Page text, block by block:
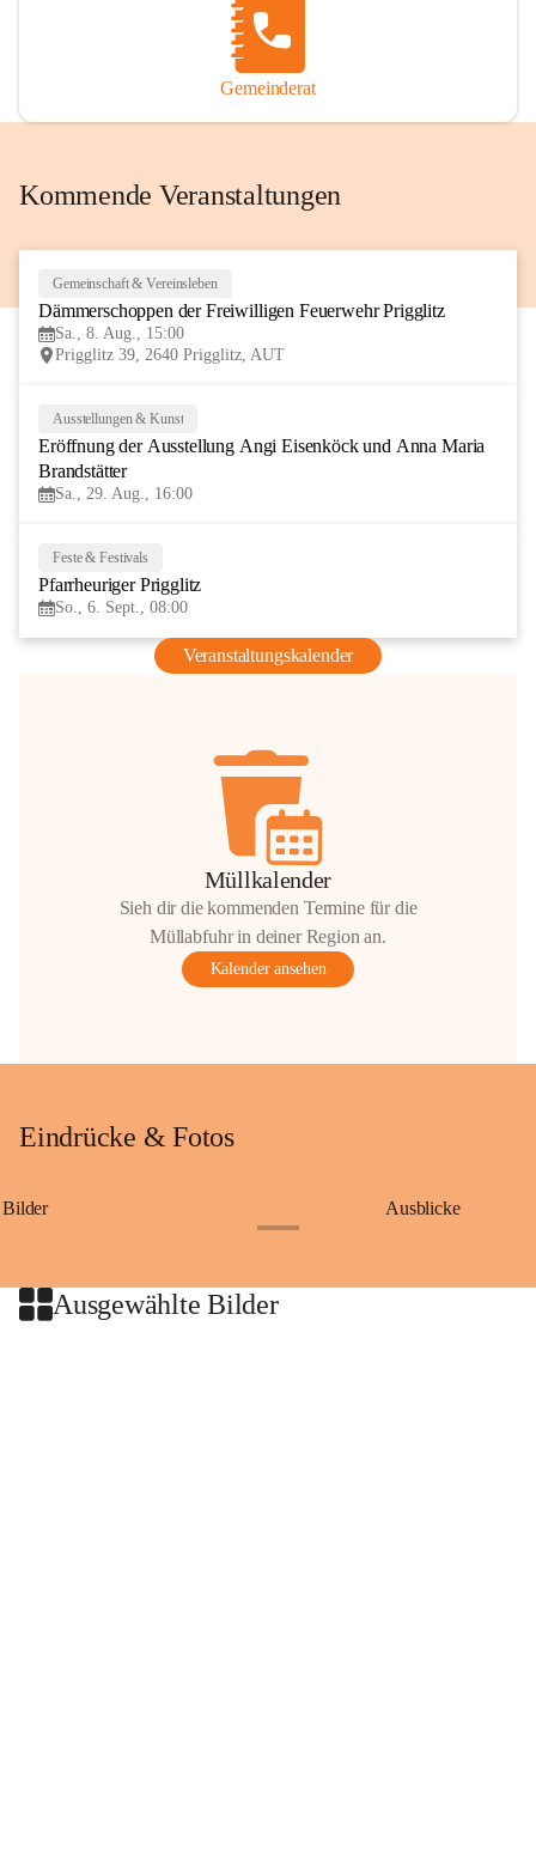
Gemeinderat
Kommende Veranstaltungen
Gemeinschaft & Vereinsleben
Dämmerschoppen der Freiwilligen Feuerwehr Prigglitz
Sa., 8. Aug., 15:00
Prigglitz 39, 2640 Prigglitz, AUT
AUG
Ausstellungen & Kunst
Eröffnung der Ausstellung Angi Eisenköck und Anna Maria
Brandstätter
Sa., 29. Aug., 16:00
Feste & Festivals
Pfarrheuriger Prigglitz
So., 6. Sept., 08:00
Veranstaltungskalender
Müllkalender
Sieh dir die kommenden Termine für die
Müllabfuhr in deiner Region an.
Kalender ansehen
Eindrücke & Fotos
Bilder Ausblicke
Ausgewählte Bilder